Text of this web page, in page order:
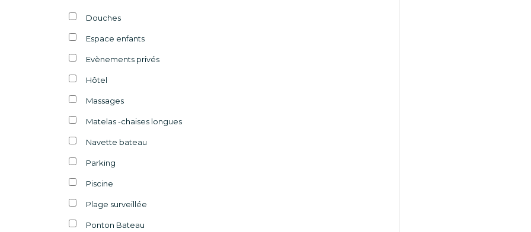
Douches
Espace enfants
Evènements privés
Hôtel
Massages
Matelas -chaises longues
Navette bateau
Parking
Piscine
Plage surveillée
Ponton Bateau